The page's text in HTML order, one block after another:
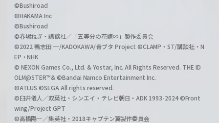
©Bushiroad
©HAKAMA Inc
©Bushiroad
©春場ねぎ・講談社／「五等分の花嫁∽」製作委員会
©2022 鴨志田 一/KADOKAWA/青ブタ Project ©CLAMP・ST/講談社・N
EP・NHK
© NEXON Games Co., Ltd. & Yostar, Inc. All Rights Reserved. THE ID
OLM@STER™& ©Bandai Namco Entertainment Inc.
©ATLUS ©SEGA All rights reserved.
©臼井儀人／双葉社・シンエイ・テレビ朝日・ADK 1993-2024 ©Front
wing/Project GPT
©高橋陽一／集英社・2018キャプテン翼製作委員会